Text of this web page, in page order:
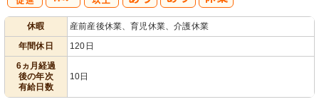
休暇
産前産後休業、育児休業、介護休業
年間休日
120日
6ヵ月経過
後の年次
有給日数
10日